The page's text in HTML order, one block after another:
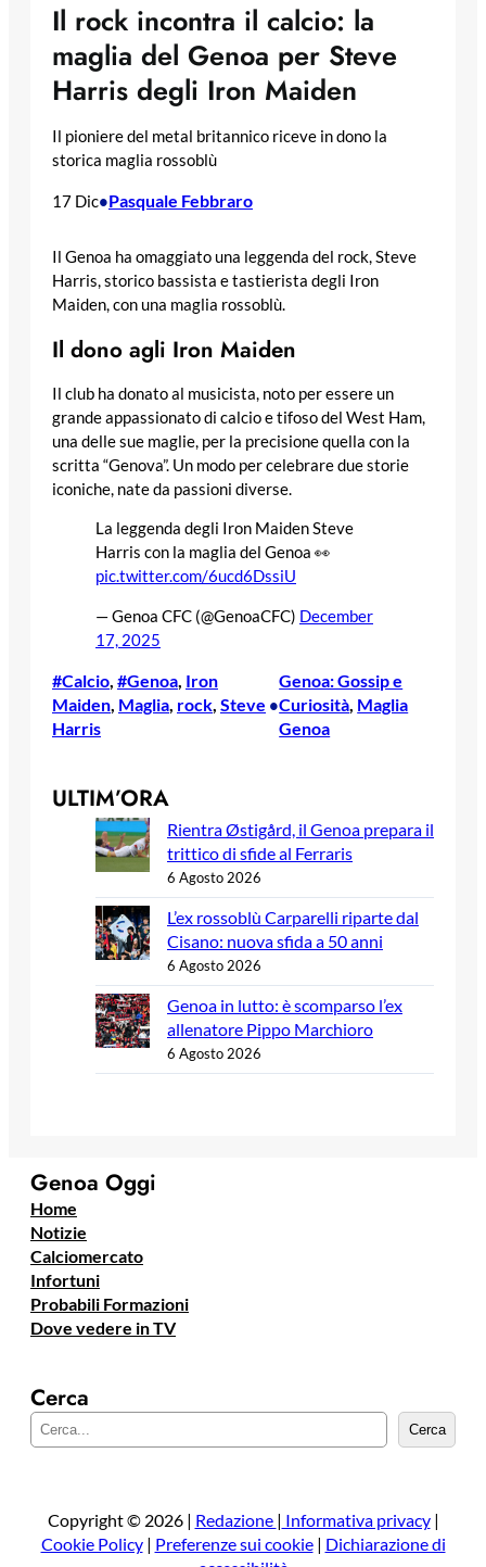
Il rock incontra il calcio: la
maglia del Genoa per Steve
Harris degli Iron Maiden
Il pioniere del metal britannico riceve in dono la
storica maglia rossoblù
17 Dic•Pasquale Febbraro
Il Genoa ha omaggiato una leggenda del rock, Steve
Harris, storico bassista e tastierista degli Iron
Maiden, con una maglia rossoblù.
Il dono agli Iron Maiden
Il club ha donato al musicista, noto per essere un
grande appassionato di calcio e tifoso del West Ham,
una delle sue maglie, per la precisione quella con la
scritta “Genova”. Un modo per celebrare due storie
iconiche, nate da passioni diverse.
La leggenda degli Iron Maiden Steve
Harris con la maglia del Genoa 👀
pic.twitter.com/6ucd6DssiU
— Genoa CFC (@GenoaCFC) December
17, 2025
#Calcio #Genoa Iron
Maiden Maglia rock Steve
Harris
•
Genoa: Gossip e
Curiosità Maglia
Genoa
ULTIM’ORA
Rientra Østigård, il Genoa prepara il
trittico di sfide al Ferraris
6 Agosto 2026
L’ex rossoblù Carparelli riparte dal
Cisano: nuova sfida a 50 anni
6 Agosto 2026
Genoa in lutto: è scomparso l’ex
allenatore Pippo Marchioro
6 Agosto 2026
Genoa Oggi
Home
Notizie
Calciomercato
Infortuni
Probabili Formazioni
Dove vedere in TV
Cerca
e
a
Cerca
Copyright © 2026 | Redazione | Informativa privacy|
Cookie Policy| Preferenze sui cookie| Dichiarazione di